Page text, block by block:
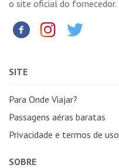
o site oficial do fornecedor.
SITE
Para Onde Viajar?
Passagens aéras baratas
Privacidade e termos de uso
SOBRE